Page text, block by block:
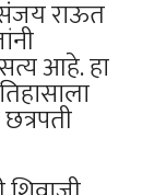
राऊत
आहे. हा